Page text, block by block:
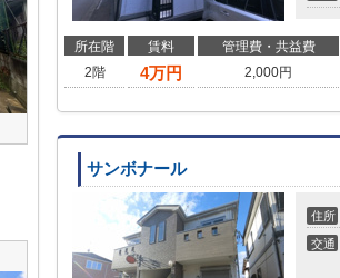
所在階 賃料 管理費・共益費
2階
4万円 2,000円
サンボナール
住所
交通